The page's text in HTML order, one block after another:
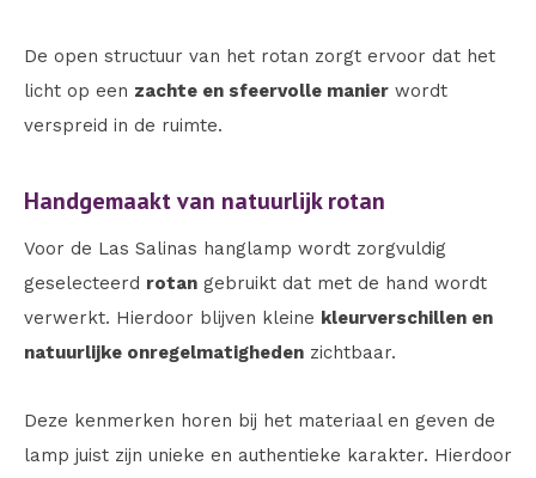
De open structuur van het rotan zorgt ervoor dat het
licht op een zachte en sfeervolle manier wordt
verspreid in de ruimte.
Handgemaakt van natuurlijk rotan
Voor de Las Salinas hanglamp wordt zorgvuldig
geselecteerd rotan gebruikt dat met de hand wordt
verwerkt. Hierdoor blijven kleine kleurverschillen en
natuurlijke onregelmatigheden zichtbaar.
Deze kenmerken horen bij het materiaal en geven de
lamp juist zijn unieke en authentieke karakter. Hierdoor